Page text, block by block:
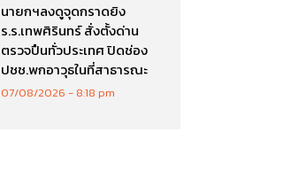
นายกฯลงดูจุดกราดยิง
ร.ร.เทพศิรินทร์ สั่งตั้งด่าน
ตรวจปืนทั่วประเทศ ปิดช่อง
ปชช.พกอาวุธในที่สาธารณะ
07/08/2026 8:18 pm